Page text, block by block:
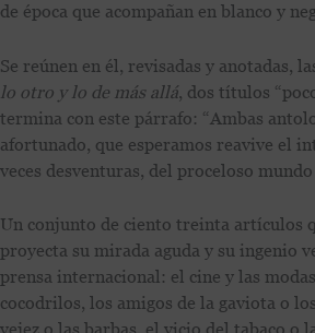
de época que acompañan en blanco y
Se reúnen en él, revisadas y anotadas,
lo otro y lo de más allá, dos títulos
termina con este párrafo: “Ambas
afortunado, que esperamos reavive el
veces desventuras, del proceloso
Un conjunto de ciento treinta artículos
proyecta su mirada aguda y su ingenio
prensa internacional: el cine y las
cocodrilos, los amigos de la gaviota o